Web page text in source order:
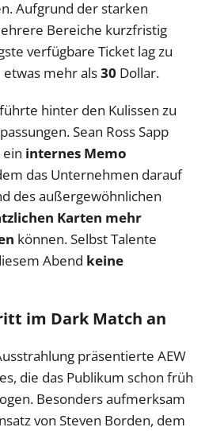
Aufgrund der starken
Bereiche kurzfristig
verfügbare Ticket lag zu
mehr als30 Dollar.
hinter den Kulissen zu
Sean Ross Sapp
ein internes Memo
das Unternehmen darauf
des außergewöhnlichen
Karten mehr
können. Selbst Talente
Abend keine
im Dark Match an
präsentierte AEW
die das Publikum schon früh
Besonders aufmerksam
von Steven Borden, dem